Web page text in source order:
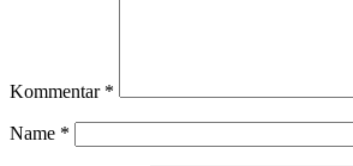
Kommentar *
Name *